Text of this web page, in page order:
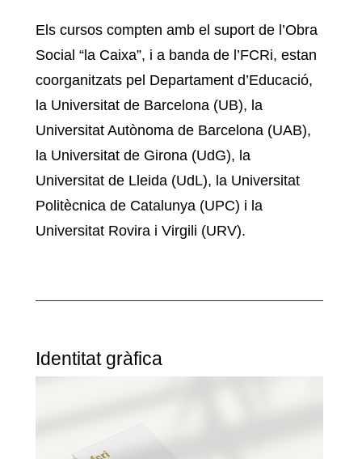
Els cursos compten amb el suport de l’Obra
Social “la Caixa”, i a banda de l’FCRi, estan
coorganitzats pel Departament d’Educació,
la Universitat de Barcelona (UB), la
Universitat Autònoma de Barcelona (UAB),
la Universitat de Girona (UdG), la
Universitat de Lleida (UdL), la Universitat
Politècnica de Catalunya (UPC) i la
Universitat Rovira i Virgili (URV).
Identitat gràfica